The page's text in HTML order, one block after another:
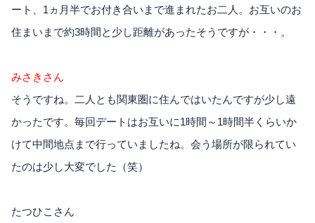
ート、1ヵ月半でお付き合いまで進まれたお二人。お互いのお
住まいまで約3時間と少し距離があったそうですが・・・。
みさきさん
そうですね。二人とも関東圏に住んではいたんですが少し遠
かったです。毎回デートはお互いに1時間～1時間半くらいか
けて中間地点まで行っていましたね。会う場所が限られてい
たのは少し大変でした（笑）
たつひこさん